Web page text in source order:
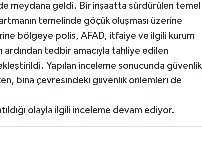
meydana geldi. Bir inşaatta sürdürülen temel
temelinde göçük oluşması üzerine
bölgeye polis, AFAD, itfaiye ve ilgili kurum
tedbir amacıyla tahliye edilen
Yapılan inceleme sonucunda güvenlik
bina çevresindeki güvenlik önlemleri de
olayla ilgili inceleme devam ediyor.